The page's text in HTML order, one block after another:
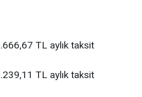
TL aylık taksit
TL aylık taksit